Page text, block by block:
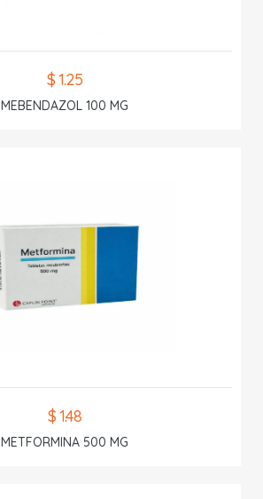
$ 1.25
MEBENDAZOL 100 MG
$ 1.48
METFORMINA 500 MG